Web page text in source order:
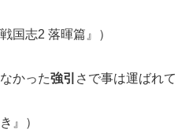
国志2 落暉篇』）
かった強引 さで事は運ばれて
』）